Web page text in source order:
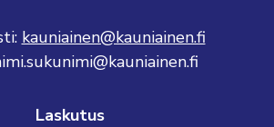
kauniainen@kauniainen.fi
Laskutus